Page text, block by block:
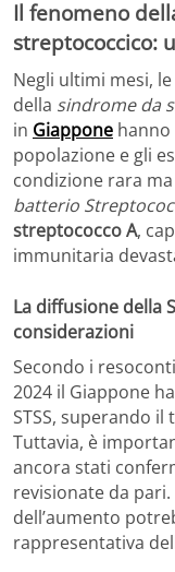
Il fenomeno
streptococcico:
Negli ultimi mesi,
della sindrome da
in Giappone
popolazione e gli
condizione rara
batterio
streptococco A,
immunitaria
La diffusione della
considerazioni
Secondo i
2024 il Giappone
STSS, superando
Tuttavia, è
ancora stati
revisionate da pari.
dell’aumento
rappresentativa